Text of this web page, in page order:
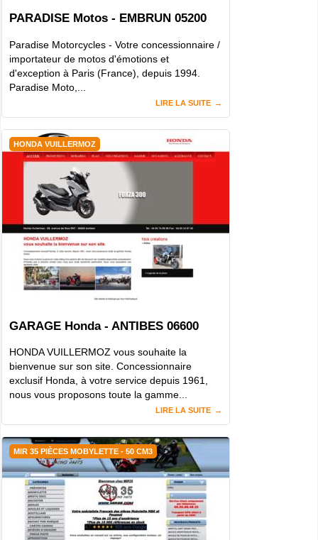
PARADISE Motos - EMBRUN 05200
Paradise Motorcycles - Votre concessionnaire /
importateur de motos d'émotions et
d'exception à Paris (France), depuis 1994.
Paradise Moto,...
LIRE LA SUITE
HONDA VUILLERMOZ
GARAGE Honda - ANTIBES 06600
HONDA VUILLERMOZ vous souhaite la
bienvenue sur son site. Concessionnaire
exclusif Honda, à votre service depuis 1961,
nous vous proposons toute la gamme...
LIRE LA SUITE
MIR 35 PIÈCES MOBYLETTE - 50 CM3